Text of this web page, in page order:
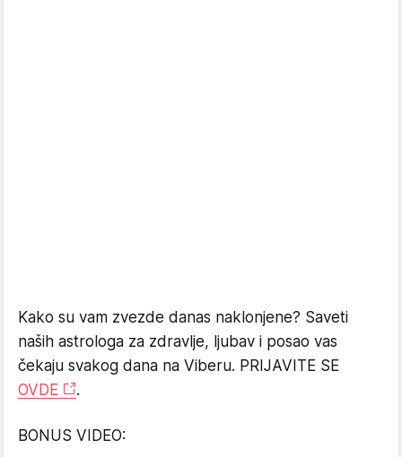
Kako su vam zvezde danas naklonjene? Saveti
naših astrologa za zdravlje, ljubav i posao vas
čekaju svakog dana na Viberu. PRIJAVITE SE
OVDE
.
BONUS VIDEO: